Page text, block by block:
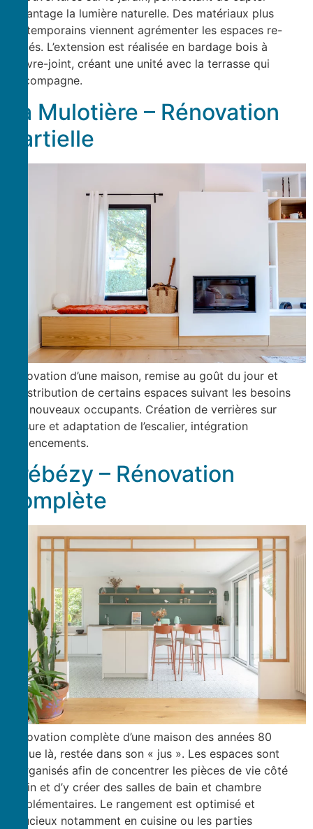
davantage la lumière naturelle. Des matériaux plus
contemporains viennent agrémenter les espaces re-
visités. L’extension est réalisée en bardage bois à
couvre-joint, créant une unité avec la terrasse qui
l’accompagne.
La Mulotière – Rénovation
partielle
Rénovation d’une maison, remise au goût du jour et
redistribution de certains espaces suivant les besoins
des nouveaux occupants. Création de verrières sur
mesure et adaptation de l’escalier, intégration
d’agencements.
Trébézy – Rénovation
complète
Rénovation complète d’une maison des années 80
jusque là, restée dans son « jus ». Les espaces sont
réorganisés afin de concentrer les pièces de vie côté
jardin et d’y créer des salles de bain et chambre
supplémentaires. Le rangement est optimisé et
astucieux notamment en cuisine ou les parties